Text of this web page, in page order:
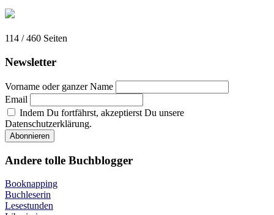
114 / 460 Seiten
Newsletter
Vorname oder ganzer Name
Email
Indem Du fortfährst, akzeptierst Du unsere
Datenschutzerklärung.
Andere tolle Buchblogger
Booknapping
Buchleserin
Lesestunden